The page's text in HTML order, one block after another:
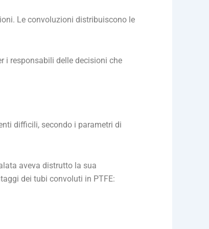
Le convoluzioni distribuiscono le
i responsabili delle decisioni che
difficili, secondo i parametri di
aveva distrutto la sua
dei tubi convoluti in PTFE: